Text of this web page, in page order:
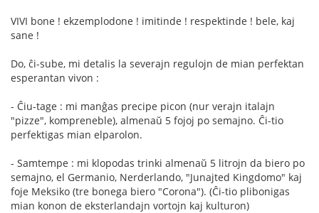
VIVI bone ! ekzemplodone ! imitinde ! respektinde ! bele, kaj
sane !
Do, ĉi-sube, mi detalis la severajn regulojn de mian perfektan
esperantan vivon :
- Ĉiu-tage : mi manĝas precipe picon (nur verajn italajn
"pizze", kompreneble), almenaŭ 5 fojoj po semajno. Ĉi-tio
perfektigas mian elparolon.
- Samtempe : mi klopodas trinki almenaŭ 5 litrojn da biero po
semajno, el Germanio, Nerderlando, "Junajted Kingdomo" kaj
foje Meksiko (tre bonega biero "Corona"). (Ĉi-tio plibonigas
mian konon de eksterlandajn vortojn kaj kulturon)